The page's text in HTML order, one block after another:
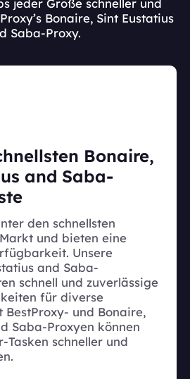
jeder Größe schneller und
Bonaire, Sint Eustatius
Saba-Proxy.
Bonaire,
and Saba-
den schnellsten
und bieten eine
Unsere
and Saba-
schnell und zuverlässige
für diverse
BestProxy- und Bonaire,
Saba-Proxyen können
Tasken schneller und